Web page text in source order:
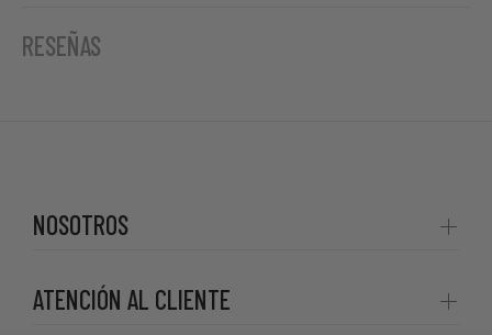
RESEÑAS
NOSOTROS
ATENCIÓN AL CLIENTE